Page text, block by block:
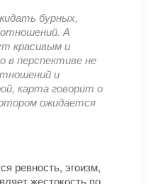
бурных,
А
красивым и
перспективе не
и
карта говорит о
ожидается
ревность, эгоизм,
жестокость по